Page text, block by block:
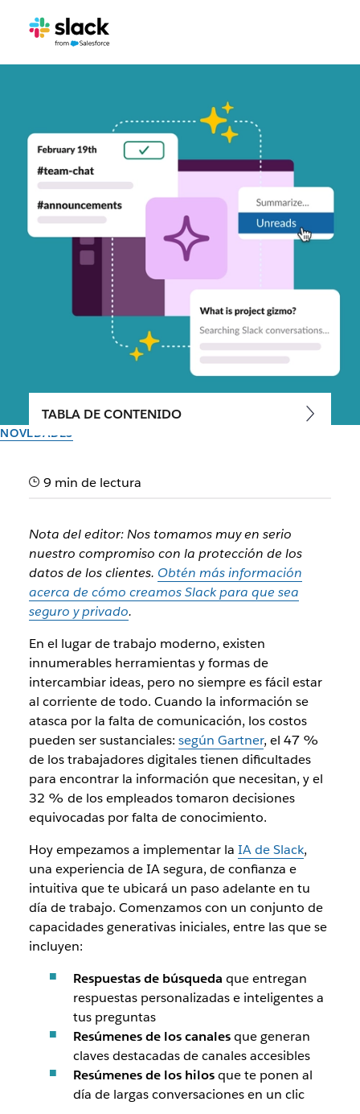
NOVEDADES
La IA de Slack ya está aquí
nuevas funciones de IA generativa, disponibles ahora
El equipo de Slack
14 de febrero de 2024
TABLA DE CONTENIDO
9 min de lectura
Nota del editor: Nos tomamos muy en serio
nuestro compromiso con la protección de los
datos de los clientes. Obtén más información
acerca de cómo creamos Slack para que sea
seguro y privado.
En el lugar de trabajo moderno, existen
innumerables herramientas y formas de
intercambiar ideas, pero no siempre es fácil estar
al corriente de todo. Cuando la información se
atasca por la falta de comunicación, los costos
pueden ser sustanciales: según Gartner, el 47 %
de los trabajadores digitales tienen dificultades
para encontrar la información que necesitan, y el
32 % de los empleados tomaron decisiones
equivocadas por falta de conocimiento.
Hoy empezamos a implementar la IA de Slack,
una experiencia de IA segura, de confianza e
intuitiva que te ubicará un paso adelante en tu
día de trabajo. Comenzamos con un conjunto de
capacidades generativas iniciales, entre las que se
incluyen:
Respuestas de búsqueda que entregan
respuestas personalizadas e inteligentes a
tus preguntas
Resúmenes de los canalesque generan
claves destacadas de canales accesibles
Resúmenes de los hilosque te ponen al
día de largas conversaciones en un clic